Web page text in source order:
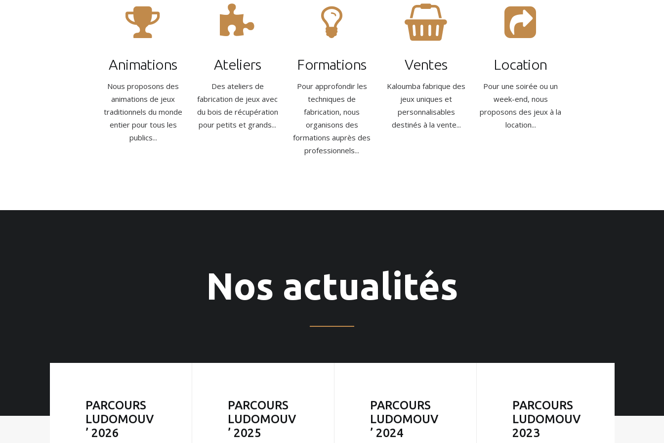
Animations
Nous proposons des
animations de jeux
traditionnels du monde
entier pour tous les
publics...
Ateliers
Des ateliers de
fabrication de jeux avec
du bois de récupération
pour petits et grands...
Formations
Pour approfondir les
techniques de
fabrication, nous
organisons des
formations auprès des
professionnels...
Ventes
Kaloumba fabrique des
jeux uniques et
personnalisables
destinés à la vente...
Location
Pour une soirée ou un
week-end, nous
proposons des jeux à la
location...
Nos actualités
PARCOURS
LUDOMOUV
’ 2026
PARCOURS
LUDOMOUV
’ 2025
PARCOURS
LUDOMOUV
’ 2024
PARCOURS
LUDOMOUV
2023